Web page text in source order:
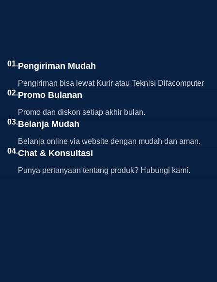
01.Pengiriman Mudah
Pengiriman bisa lewat Kurir atau Teknisi Difacomputer
02.Promo Bulanan
Promo dan diskon setiap akhir bulan.
03.Belanja Mudah
Belanja online via website dengan mudah dan aman.
04.Chat & Konsultasi
Punya pertanyaan tentang produk? Hubungi kami.